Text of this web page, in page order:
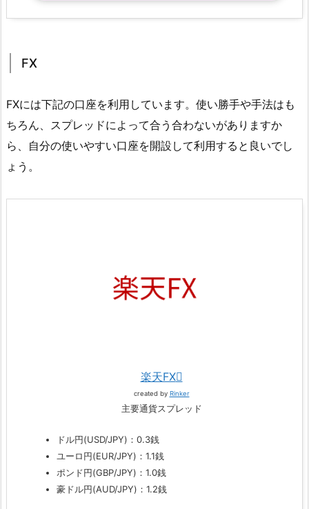
FX
FXには下記の口座を利用しています。使い勝手や手法はも
ちろん、スプレッドによって合う合わないがありますか
ら、自分の使いやすい口座を開設して利用すると良いでし
ょう。
楽天FX
created by Rinker
主要通貨スプレッド
ドル円(USD/JPY)：0.3銭
ユーロ円(EUR/JPY)：1.1銭
ポンド円(GBP/JPY)：1.0銭
豪ドル円(AUD/JPY)：1.2銭